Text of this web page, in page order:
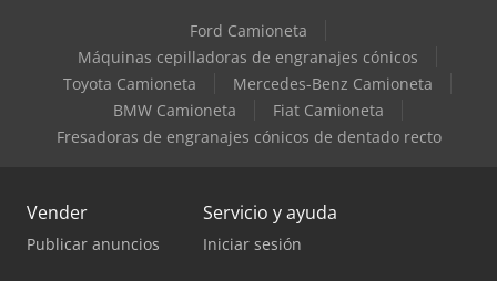
Ford Camioneta
Máquinas cepilladoras de engranajes cónicos
Toyota Camioneta
Mercedes-Benz Camioneta
BMW Camioneta
Fiat Camioneta
Fresadoras de engranajes cónicos de dentado recto
Vender
Publicar anuncios
Servicio y ayuda
Iniciar sesión